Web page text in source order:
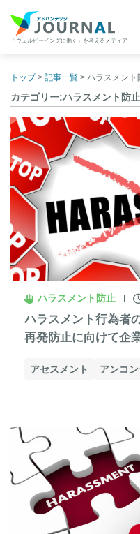
content
「ウェルビーイングに働く」を考えるメディア
トップ> 記事一覧 > ハラスメント
カテゴリー:ハラスメント防止
ハラスメント防止
ハラスメント行為者
再発防止に向けて企
アセスメント アンコ